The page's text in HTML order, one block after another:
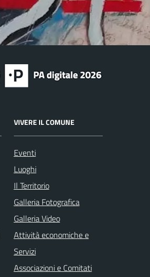
VIVERE IL COMUNE
Eventi
Luoghi
Il Territorio
Galleria Fotografica
Galleria Video
Attività economiche e
Servizi
Associazioni e Comitati